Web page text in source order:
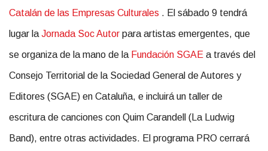
Catalán de las Empresas Culturales . El sábado 9 tendrá
lugar la Jornada Soc Autor para artistas emergentes, que
se organiza de la mano de la Fundación SGAE a través del
Consejo Territorial de la Sociedad General de Autores y
Editores (SGAE) en Cataluña, e incluirá un taller de
escritura de canciones con Quim Carandell (La Ludwig
Band), entre otras actividades. El programa PRO cerrará